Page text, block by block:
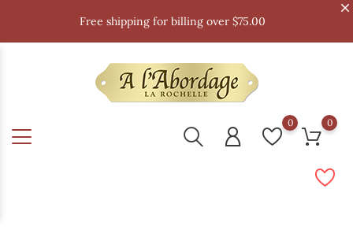
Free shipping for billing over $75.00
0 0